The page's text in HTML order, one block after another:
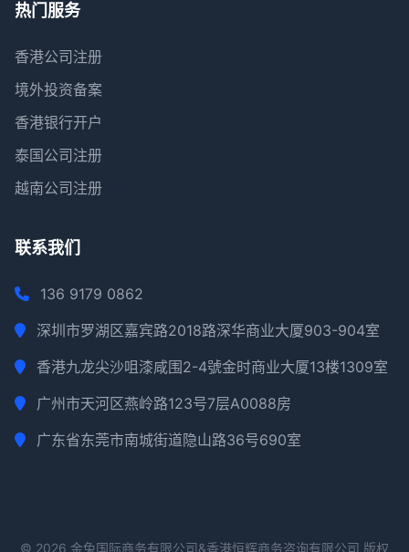
热门服务
香港公司注册
境外投资备案
香港银行开户
泰国公司注册
越南公司注册
联系我们
136 9179 0862
深圳市罗湖区嘉宾路2018路深华商业大厦903-904室
香港九龙尖沙咀漆咸围2-4號金时商业大厦13楼1309室
广州市天河区燕岭路123号7层A0088房
广东省东莞市南城街道隐山路36号690室
© 2026 金兔国际商务有限公司&香港恒辉商务咨询有限公司 版权